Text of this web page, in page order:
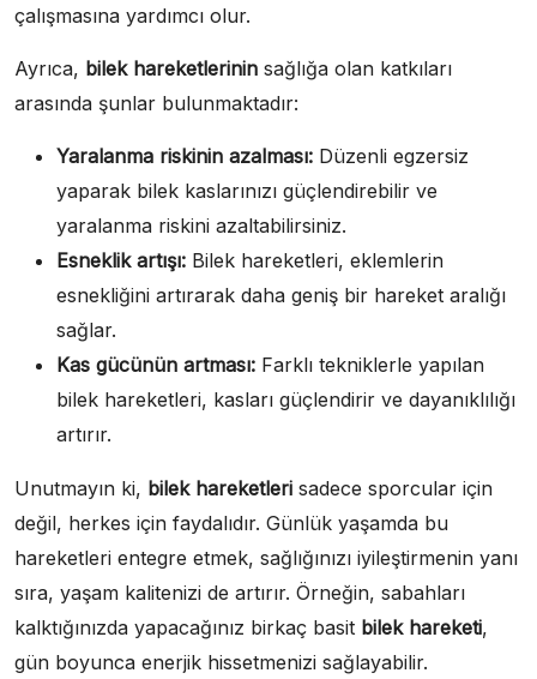
çalışmasına yardımcı olur.
Ayrıca, bilek hareketlerinin sağlığa olan katkıları
arasında şunlar bulunmaktadır:
Yaralanma riskinin azalması: Düzenli egzersiz
yaparak bilek kaslarınızı güçlendirebilir ve
yaralanma riskini azaltabilirsiniz.
Esneklik artışı: Bilek hareketleri, eklemlerin
esnekliğini artırarak daha geniş bir hareket aralığı
sağlar.
Kas gücünün artması: Farklı tekniklerle yapılan
bilek hareketleri, kasları güçlendirir ve dayanıklılığı
artırır.
Unutmayın ki, bilek hareketleri sadece sporcular için
değil, herkes için faydalıdır. Günlük yaşamda bu
hareketleri entegre etmek, sağlığınızı iyileştirmenin yanı
sıra, yaşam kalitenizi de artırır. Örneğin, sabahları
kalktığınızda yapacağınız birkaç basit bilek hareketi,
gün boyunca enerjik hissetmenizi sağlayabilir.